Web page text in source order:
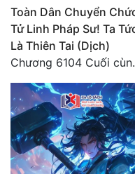
Tiên Hiệp
Tiểu Thuyết
Triều Đấu
Trùng Sinh
Trọng Sinh
Toàn Dân Chuyển
Tử Linh Pháp Sư! Ta
Là Thiên Tai (Dịch)